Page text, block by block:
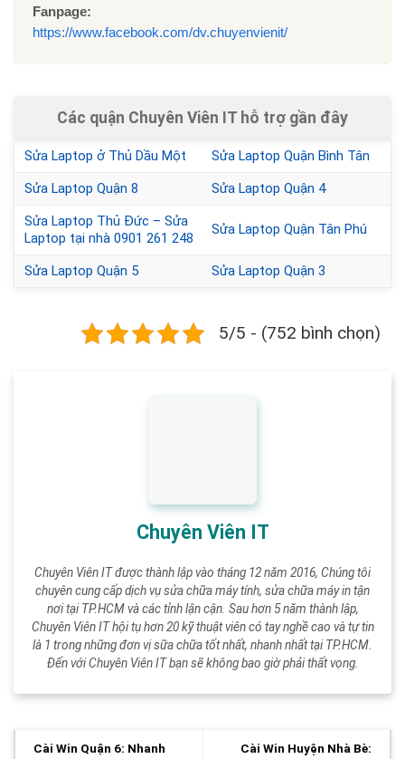
Fanpage:
https://www.facebook.com/dv.chuyenvienit/
Các quận Chuyên Viên IT hỗ trợ gần đây
Sửa Laptop ở Thủ Dầu Một
Sửa Laptop Quận Bình Tân
Sửa Laptop Quận 8
Sửa Laptop Quận 4
Sửa Laptop Thủ Đức – Sửa
Laptop tại nhà 0901 261 248
Sửa Laptop Quận Tân Phú
Sửa Laptop Quận 5 Sửa Laptop Quận 3
5/5 - (752 bình chọn)
Chuyên Viên IT
Chuyên Viên IT được thành lập vào tháng 12 năm 2016, Chúng tôi
chuyên cung cấp dịch vụ sửa chữa máy tính, sửa chữa máy in tận
nơi tại TP.HCM và các tỉnh lận cận. Sau hơn 5 năm thành lập,
Chuyên Viên IT hội tụ hơn 20 kỹ thuật viên có tay nghề cao và tự tin
là 1 trong những đơn vị sữa chữa tốt nhất, nhanh nhất tại TP.HCM.
Đến với Chuyên Viên IT bạn sẽ không bao giờ phải thất vọng.
Cài Win Quận 6: Nhanh
Cài Win Huyện Nhà Bè: